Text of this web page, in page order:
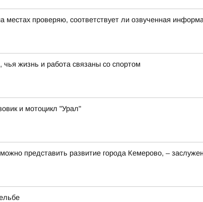
проверяю, соответствует ли озвученная
жизнь и работа связаны со спортом
и мотоцикл "Урал"
представить развитие города Кемерово, –